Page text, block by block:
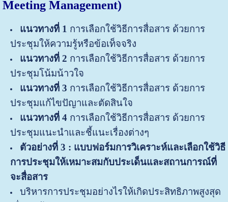
Meeting Management)
แนวทางที่ 1 การเลือกใช้วิธีการสื่อสาร ด้วยการ
ประชุมให้ความรู้หรือข้อเท็จจริง
แนวทางที่ 2 การเลือกใช้วิธีการสื่อสาร ด้วยการ
ประชุมโน้มน้าวใจ
แนวทางที่ 3 การเลือกใช้วิธีการสื่อสาร ด้วยการ
ประชุมแก้ไขปัญาและตัดสินใจ
แนวทางที่ 4การเลือกใช้วิธีการสื่อสาร ด้วยการ
ประชุมแนะนำและชี้แนะเรื่องต่างๆ
ตัวอย่างที่ 3 : แบบฟอร์มการวิเคราะห์และเลือกใช้วิธี
การประชุมให้เหมาะสมกับประเด็นและสถานการณ์ที่
จะสื่อสาร
บริหารการประชุมอย่างไรให้เกิดประสิทธิภาพสูงสุด